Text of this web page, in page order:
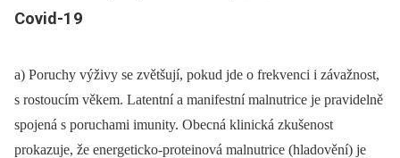
Covid-19
a) Poruchy výživy se zvětšují, pokud jde o frekvenci i závažnost,
s rostoucím věkem. Latentní a manifestní malnutrice je pravidelně
spojená s poruchami imunity. Obecná klinická zkušenost
prokazuje, že energeticko-proteinová malnutrice (hladovění) je